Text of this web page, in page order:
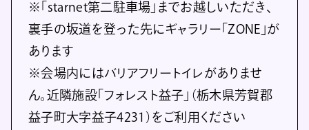
※「starnet第二駐車場」までお越しいただき、
裏手の坂道を登った先にギャラリー「ZONE」が
あります
※会場内にはバリアフリートイレがありませ
ん。近隣施設「フォレスト益子」（栃木県芳賀郡
益子町大字益子4231）をご利用ください